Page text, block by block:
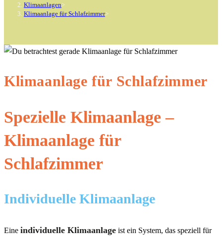
Klimaanlagen>
Klimaanlage für Schlafzimmer>
Klimaanlage für Schlafzimmer
Spezielle Klimaanlage –
Klimaanlage für
Schlafzimmer
Individuelle Klimaanlage
Eine individuelle Klimaanlage ist ein System, das speziell für